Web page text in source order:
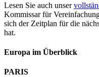
Lesen Sie auch unser
Kommissar für
sich der Zeitplan für die
hat.
Europa im Überblick
PARIS